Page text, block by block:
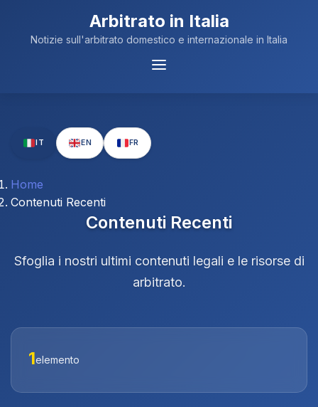
Arbitrato in Italia
Notizie sull'arbitrato domestico e internazionale in Italia
Menu
IT EN FR
Home
Contenuti Recenti
Contenuti Recenti
Sfoglia i nostri ultimi contenuti legali e le risorse di
arbitrato.
1elemento